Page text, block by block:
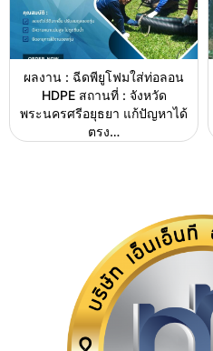
ผลงาน : ฉีดพียูโฟมใส่ท่อลอน
HDPE สถานที่ : จังหวัด
พระนครศรีอยุธยา แก้ปัญหาได้
ตรง…